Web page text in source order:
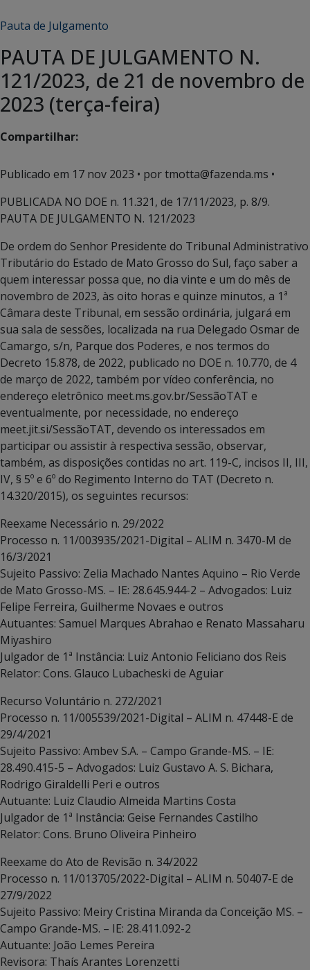
Pauta de Julgamento
PAUTA DE JULGAMENTO N.
121/2023, de 21 de novembro de
2023 (terça-feira)
Compartilhar:
Publicado em 17 nov 2023 • por tmotta@fazenda.ms •
PUBLICADA NO DOE n. 11.321, de 17/11/2023, p. 8/9.
PAUTA DE JULGAMENTO N. 121/2023
De ordem do Senhor Presidente do Tribunal Administrativo
Tributário do Estado de Mato Grosso do Sul, faço saber a
quem interessar possa que, no dia vinte e um do mês de
novembro de 2023, às oito horas e quinze minutos, a 1ª
Câmara deste Tribunal, em sessão ordinária, julgará em
sua sala de sessões, localizada na rua Delegado Osmar de
Camargo, s/n, Parque dos Poderes, e nos termos do
Decreto 15.878, de 2022, publicado no DOE n. 10.770, de 4
de março de 2022, também por vídeo conferência, no
endereço eletrônico meet.ms.gov.br/SessãoTAT e
eventualmente, por necessidade, no endereço
meet.jit.si/SessãoTAT, devendo os interessados em
participar ou assistir à respectiva sessão, observar,
também, as disposições contidas no art. 119-C, incisos II, III,
IV, § 5º e 6º do Regimento Interno do TAT (Decreto n.
14.320/2015), os seguintes recursos:
Reexame Necessário n. 29/2022
Processo n. 11/003935/2021-Digital – ALIM n. 3470-M de
16/3/2021
Sujeito Passivo: Zelia Machado Nantes Aquino – Rio Verde
de Mato Grosso-MS. – IE: 28.645.944-2 – Advogados: Luiz
Felipe Ferreira, Guilherme Novaes e outros
Autuantes: Samuel Marques Abrahao e Renato Massaharu
Miyashiro
Julgador de 1ª Instância: Luiz Antonio Feliciano dos Reis
Relator: Cons. Glauco Lubacheski de Aguiar
Recurso Voluntário n. 272/2021
Processo n. 11/005539/2021-Digital – ALIM n. 47448-E de
29/4/2021
Sujeito Passivo: Ambev S.A. – Campo Grande-MS. – IE:
28.490.415-5 – Advogados: Luiz Gustavo A. S. Bichara,
Rodrigo Giraldelli Peri e outros
Autuante: Luiz Claudio Almeida Martins Costa
Julgador de 1ª Instância: Geise Fernandes Castilho
Relator: Cons. Bruno Oliveira Pinheiro
Reexame do Ato de Revisão n. 34/2022
Processo n. 11/013705/2022-Digital – ALIM n. 50407-E de
27/9/2022
Sujeito Passivo: Meiry Cristina Miranda da Conceição MS. –
Campo Grande-MS. – IE: 28.411.092-2
Autuante: João Lemes Pereira
Revisora: Thaís Arantes Lorenzetti